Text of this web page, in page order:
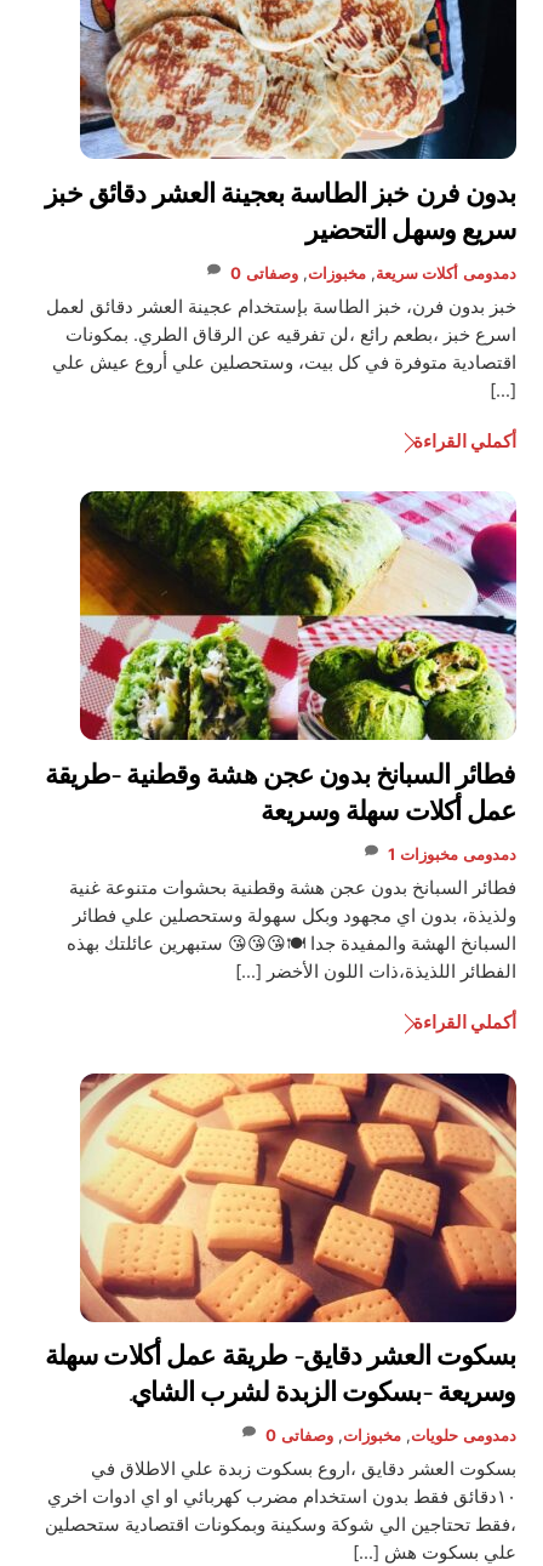
بدون فرن خبز الطاسة بعجينة العشر دقائق خبز
سريع وسهل التحضير
دمدومى أكلات سريعة,مخبوزات,وصفاتى 0
خبز بدون فرن، خبز الطاسة بإستخدام عجينة العشر دقائق لعمل
اسرع خبز ،بطعم رائع ،لن تفرقيه عن الرقاق الطري. بمكونات
اقتصادية متوفرة في كل بيت، وستحصلين علي أروع عيش علي
[…]
أكملي القراءة
فطائر السبانخ بدون عجن هشة وقطنية -طريقة
عمل أكلات سهلة وسريعة
دمدومى مخبوزات 1
فطائر السبانخ بدون عجن هشة وقطنية بحشوات متنوعة غنية
ولذيذة، بدون اي مجهود وبكل سهولة وستحصلين علي فطائر
السبانخ الهشة والمفيدة جدا 🍽😘😘😘 ستبهرين عائلتك بهذه
الفطائر اللذيذة،ذات اللون الأخضر […]
أكملي القراءة
بسكوت العشر دقايق- طريقة عمل أكلات سهلة
وسريعة -بسكوت الزبدة لشرب الشاي.
دمدومى حلويات,مخبوزات,وصفاتى 0
بسكوت العشر دقايق ،اروع بسكوت زبدة علي الاطلاق في
١٠دقائق فقط بدون استخدام مضرب كهربائي او اي ادوات اخري
،فقط تحتاجين الي شوكة وسكينة وبمكونات اقتصادية ستحصلين
علي بسكوت هش […]